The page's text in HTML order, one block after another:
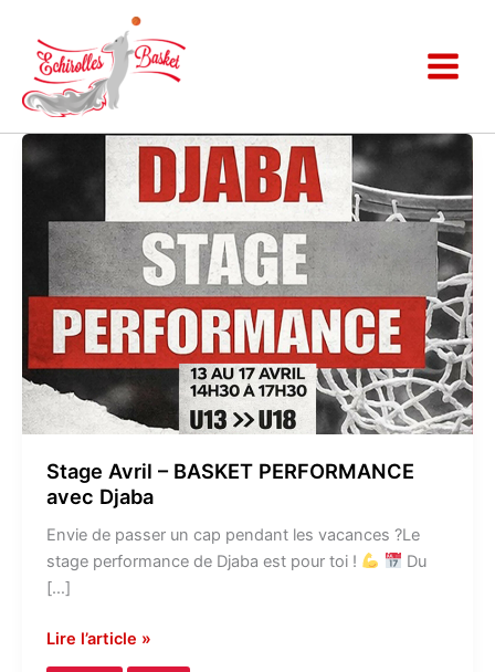
contenu
Stage Avril – BASKET PERFORMANCE
avec Djaba
Envie de passer un cap pendant les vacances ?Le
stage performance de Djaba est pour toi !
Du
[…]
BASKET
PERFORMANCE
avec
Djaba
Lire l’article »